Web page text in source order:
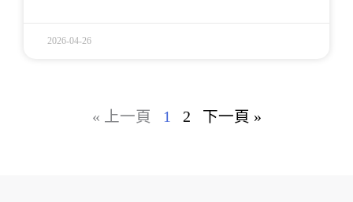
2026-04-26
« 上一頁 1 2 下一頁 »